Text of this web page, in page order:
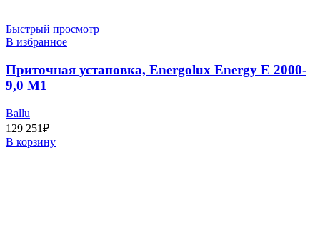
Быстрый просмотр
В избранное
Приточная установка, Energolux Energy E 2000-
9,0 M1
Ballu
129 251₽
В корзину